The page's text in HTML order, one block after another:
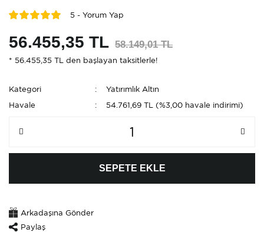
5 - Yorum Yap
56.455,35 TL 58.149,01 TL
* 56.455,35 TL den başlayan taksitlerle!
Kategori
Yatırımlık Altın
Havale
54.761,69 TL (%3,00 havale indirimi)
SEPETE EKLE
Arkadaşına Gönder
Paylaş